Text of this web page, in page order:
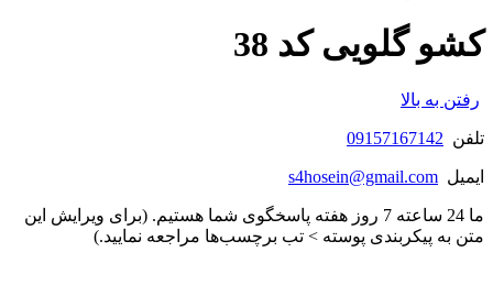
کشو گلویی کد 38
رفتن به بالا
تلفن 09157167142
ایمیل s4hosein@gmail.com
ما 24 ساعته 7 روز هفته پاسخگوی شما هستیم. (برای ویرایش این
متن به پیکربندی پوسته > تب برچسب‌ها مراجعه نمایید.)